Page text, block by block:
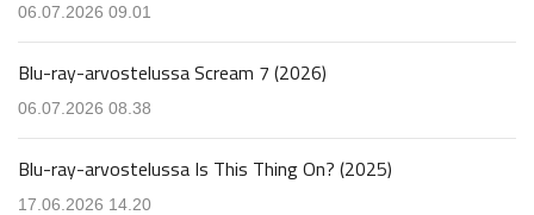
06.07.2026 09.01
Blu-ray-arvostelussa Scream 7 (2026)
06.07.2026 08.38
Blu-ray-arvostelussa Is This Thing On? (2025)
17.06.2026 14.20